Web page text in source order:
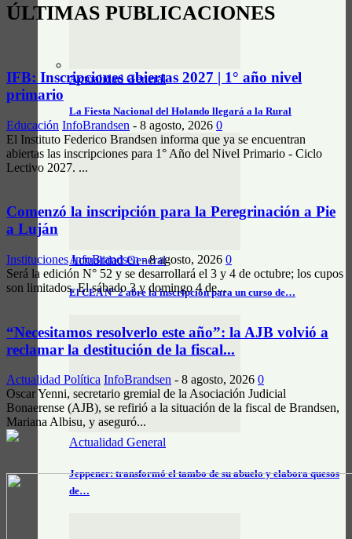
Actualidad General
La Fiesta Nacional del Holando llegará a la Rural
Actualidad General
El CEA N° 2 abre la inscripción para un curso de…
Actualidad General
Jeppener: transformó el tambo de su abuelo y elabora quesos
de…
ÚLTIMAS PUBLICACIONES
IFB: Inscripciones abiertas 2027 | 1° año nivel
primario
Educación InfoBrandsen - 8 agosto, 2026 0
El Instituto Federico Brandsen informa que ya se encuentran
abiertas las inscripciones para 1° Año del Nivel Primario - Ciclo
Lectivo 2027. ...
Comenzó la inscripción para la Peregrinación a Pie
a Luján
Instituciones InfoBrandsen - 8 agosto, 2026 0
Será la edición N° 52 y se desarrollará el 3 y 4 de octubre; los cupos
son limitados. El sábado 3 y domingo 4 de...
“Necesitamos resolverlo este año”: la AJB volvió a
reclamar la destitución de la fiscal...
Actualidad Política InfoBrandsen - 8 agosto, 2026 0
Oscar Yenni, secretario gremial de la Asociación Judicial
Bonaerense (AJB), se refirió a la situación de la fiscal de Brandsen,
Mariana Albisu, y aseguró...